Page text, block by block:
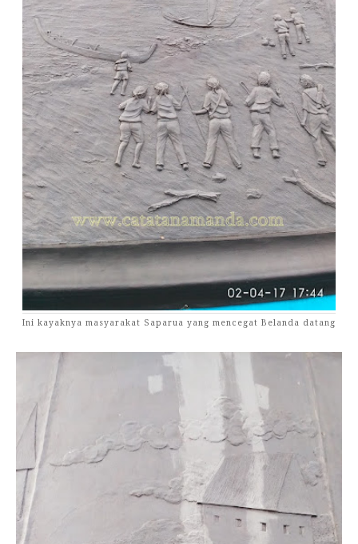
Ini kayaknya masyarakat Saparua yang mencegat Belanda datang